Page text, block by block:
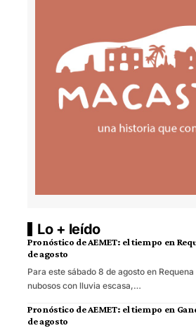
Lo + leído
Pronóstico de AEMET: el tiempo en
de agosto
Para este sábado 8 de agosto en
nubosos con lluvia escasa,…
Pronóstico de AEMET: el tiempo en
de agosto